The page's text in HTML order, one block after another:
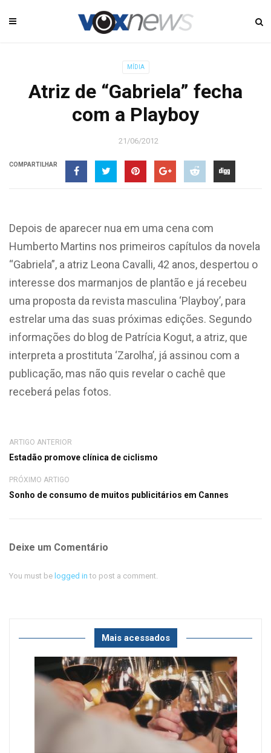
MÍDIA
Atriz de “Gabriela” fecha
com a Playboy
21/06/2012
COMPARTILHAR
Depois de aparecer nua em uma cena com
Humberto Martins nos primeiros capítulos da novela
“Gabriela”, a atriz Leona Cavalli, 42 anos, despertou o
interesse dos marmanjos de plantão e já recebeu
uma proposta da revista masculina ‘Playboy’, para
estrelar uma das suas próximas edições. Segundo
informações do blog de Patrícia Kogut, a atriz, que
interpreta a prostituta ‘Zarolha’, já assinou com a
publicação, mas não quis revelar o cachê que
receberá pelas fotos.
ARTIGO ANTERIOR
Estadão promove clínica de ciclismo
PRÓXIMO ARTIGO
Sonho de consumo de muitos publicitários em Cannes
Deixe um Comentário
You must be logged in to post a comment.
Mais acessados